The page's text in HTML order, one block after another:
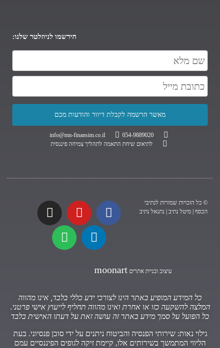
הירשמו לניוזלטר שלנו:
054-9889020
info@mn-finansim.co.il
לתיאום שיחת התאמה לתהליך צמיחה פיננסית
© כל הזכויות שמורות לנתיבי
הכסף | מיטל נתיב | נתנאל נתיב
עיצוב ובניית אתרים moonart
כל המידע המופיע באתר הינו לצורכי ידע כללי בלבד, אינו מהווה
המלצה להשקעה כזו או אחרת ואינו מהווה תחליף לייעוץ אישי פרטני.
כל הפועל על סמך מידע באתר זה עושה זאת על דעתו האישית בלבד
גילוי נאות: שירותי הפנסיה והביטוח ניתנים על ידי סוכן פנסיוני. בעת
הליווי המתמשך בשירותים אלו, קיימת זיקה לגופים הפיננסיים עמם